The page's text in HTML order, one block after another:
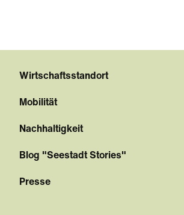
Wirtschaftsstandort
Mobilität
Nachhaltigkeit
Blog "Seestadt Stories"
Presse